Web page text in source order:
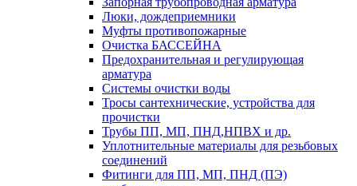
Люки, дождеприемники
Муфты противопожарные
Очистка БАССЕЙНА
Предохранительная и регулирующая
арматура
Системы очистки воды
Тросы сантехнические, устройства для
прочистки
Трубы ПП, МП, ПНД,НПВХ и др.
Уплотнительные материалы для резьбовых
соединений
Фитинги для ПП, МП, ПНД (ПЭ)